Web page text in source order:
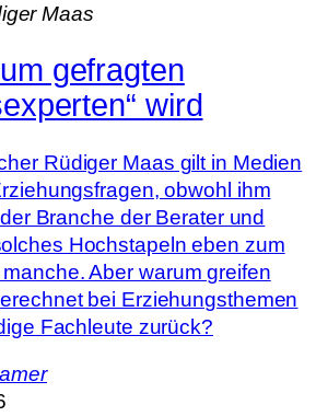
Maas
gefragten
wird
Rüdiger Maas gilt in Medien
obwohl ihm
Branche der Berater und
Hochstapeln eben zum
Aber warum greifen
bei Erziehungsthemen
Fachleute zurück?